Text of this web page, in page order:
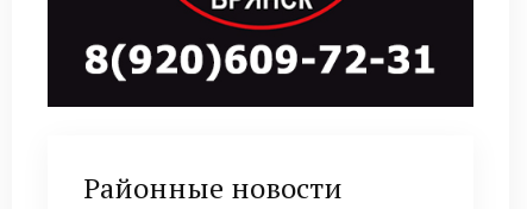
Районные новости